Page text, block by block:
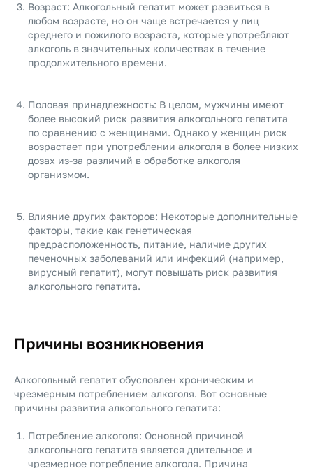
Возраст: Алкогольный гепатит может развиться в
любом возрасте, но он чаще встречается у лиц
среднего и пожилого возраста, которые употребляют
алкоголь в значительных количествах в течение
продолжительного времени.
Половая принадлежность: В целом, мужчины имеют
более высокий риск развития алкогольного гепатита
по сравнению с женщинами. Однако у женщин риск
возрастает при употреблении алкоголя в более низких
дозах из-за различий в обработке алкоголя
организмом.
Влияние других факторов: Некоторые дополнительные
факторы, такие как генетическая
предрасположенность, питание, наличие других
печеночных заболеваний или инфекций (например,
вирусный гепатит), могут повышать риск развития
алкогольного гепатита.
Причины возникновения
Алкогольный гепатит обусловлен хроническим и
чрезмерным потреблением алкоголя. Вот основные
причины развития алкогольного гепатита:
Потребление алкоголя: Основной причиной
алкогольного гепатита является длительное и
чрезмерное потребление алкоголя. Причина